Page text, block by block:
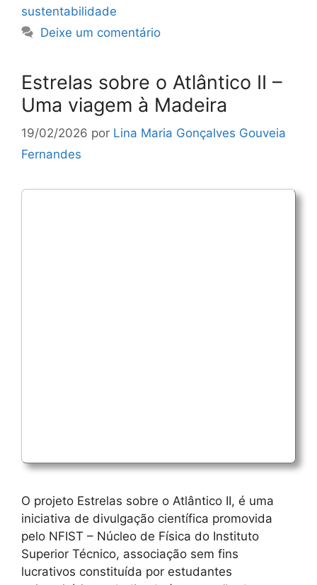
sustentabilidade
Deixe um comentário
Estrelas sobre o Atlântico II –
Uma viagem à Madeira
19/02/2026 por Lina Maria Gonçalves Gouveia
Fernandes
O projeto Estrelas sobre o Atlântico II, é uma
iniciativa de divulgação científica promovida
pelo NFIST – Núcleo de Física do Instituto
Superior Técnico, associação sem fins
lucrativos constituída por estudantes